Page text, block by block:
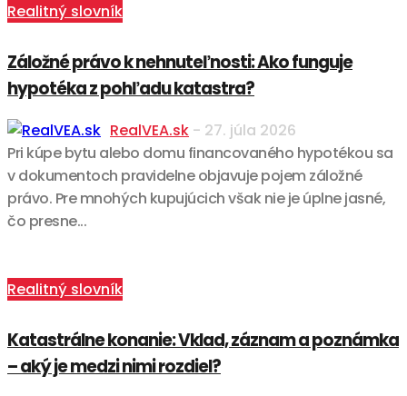
Realitný slovník
Záložné právo k nehnuteľnosti: Ako funguje
hypotéka z pohľadu katastra?
RealVEA.sk - 27. júla 2026
Pri kúpe bytu alebo domu financovaného hypotékou sa
v dokumentoch pravidelne objavuje pojem záložné
právo. Pre mnohých kupujúcich však nie je úplne jasné,
čo presne...
Realitný slovník
Katastrálne konanie: Vklad, záznam a poznámka
– aký je medzi nimi rozdiel?